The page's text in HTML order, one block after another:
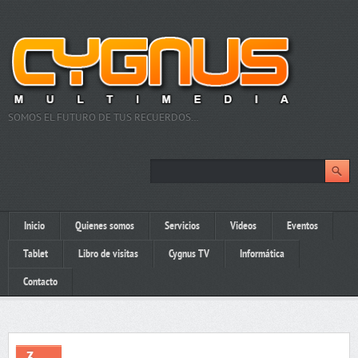
SOMOS EL FUTURO DE TUS RECUERDOS…
Inicio Quienes somos Servicios Videos Eventos
Tablet Libro de visitas Cygnus TV Informática
Contacto